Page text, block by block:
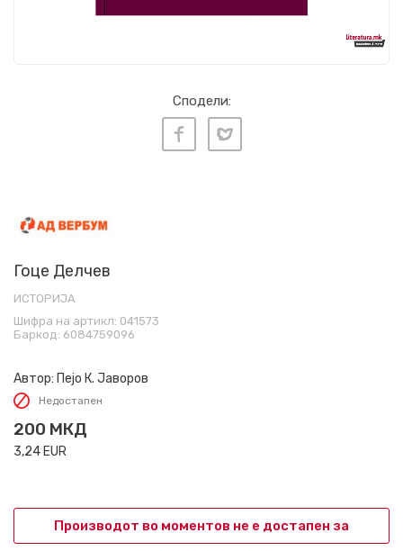
Сподели:
Гоце Делчев
ИСТОРИЈА
Шифра на артикл: 041573
Баркод: 6084759096
Автор: Пејо К. Јаворов
Недостапен
200 МКД
3,24EUR
Производот во моментов не е достапен за